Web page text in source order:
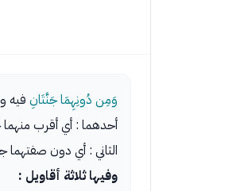
وَمِن دُونِهِمَا جَنَّتَانِ فيه
أحدهما : أي أقرب منهما
الثاني : أي دون صفتهما
وفيها ثلاثة أقاويل :